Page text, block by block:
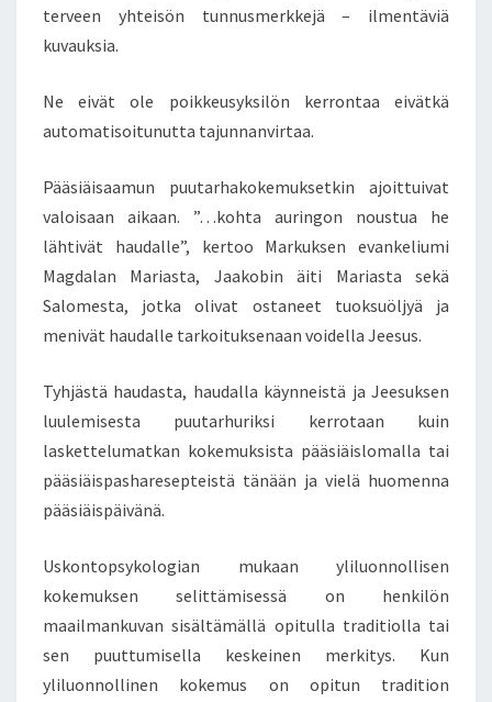
A
S
M
A
L
M
A
N
A
terveen yhteisön tunnusmerkkejä – ilmentäviä
kuvauksia.
Ne eivät ole poikkeusyksilön kerrontaa eivätkä
automatisoitunutta tajunnanvirtaa.
Pääsiäisaamun puutarhakokemuksetkin ajoittuivat
valoisaan aikaan. ”…kohta auringon noustua he
lähtivät haudalle”, kertoo Markuksen evankeliumi
Magdalan Mariasta, Jaakobin äiti Mariasta sekä
Salomesta, jotka olivat ostaneet tuoksuöljyä ja
menivät haudalle tarkoituksenaan voidella Jeesus.
Tyhjästä haudasta, haudalla käynneistä ja Jeesuksen
luulemisesta puutarhuriksi kerrotaan kuin
laskettelumatkan kokemuksista pääsiäislomalla tai
pääsiäispasharesepteistä tänään ja vielä huomenna
pääsiäispäivänä.
Uskontopsykologian mukaan yliluonnollisen
kokemuksen selittämisessä on henkilön
maailmankuvan sisältämällä opitulla traditiolla tai
sen puuttumisella keskeinen merkitys. Kun
yliluonnollinen kokemus on opitun tradition